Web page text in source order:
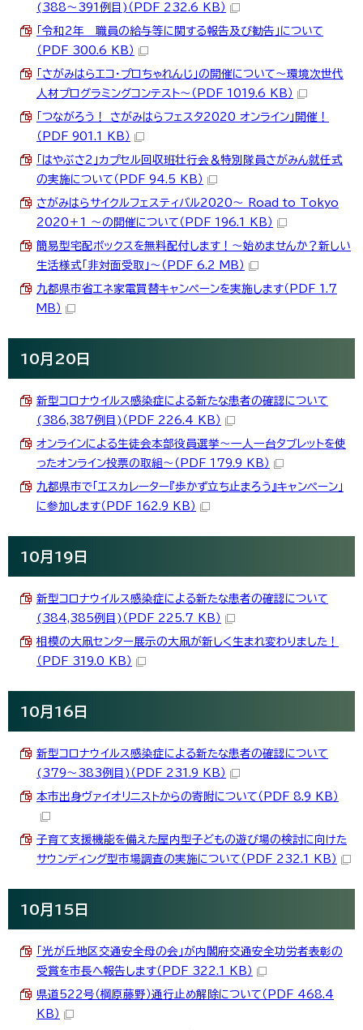
(388～391例目)（PDF 232.6 KB）
「令和2年 職員の給与等に関する報告及び勧告」について
（PDF 300.6 KB）
「さがみはらエコ・プロちゃれんじ」の開催について～環境次世代
人材プログラミングコンテスト～（PDF 1019.6 KB）
「つながろう！ さがみはらフェスタ2020 オンライン」開催！
（PDF 901.1 KB）
「はやぶさ2」カプセル回収班壮行会＆特別隊員さがみん就任式
の実施について（PDF 94.5 KB）
さがみはらサイクルフェスティバル2020～ Road to Tokyo
2020＋1 ～の開催について（PDF 196.1 KB）
簡易型宅配ボックスを無料配付します！～始めませんか？新しい
生活様式「非対面受取」～（PDF 6.2 MB）
九都県市省エネ家電買替キャンペーンを実施します（PDF 1.7
MB）
10月20日
新型コロナウイルス感染症による新たな患者の確認について
(386,387例目)（PDF 226.4 KB）
オンラインによる生徒会本部役員選挙～一人一台タブレットを使
ったオンライン投票の取組～（PDF 179.9 KB）
九都県市で「エスカレーター『歩かず立ち止まろう』キャンペーン」
に参加します（PDF 162.9 KB）
10月19日
新型コロナウイルス感染症による新たな患者の確認について
(384,385例目)（PDF 225.7 KB）
相模の大凧センター展示の大凧が新しく生まれ変わりました！
（PDF 319.0 KB）
10月16日
新型コロナウイルス感染症による新たな患者の確認について
(379～383例目)（PDF 231.9 KB）
本市出身ヴァイオリニストからの寄附について（PDF 8.9 KB）
子育て支援機能を備えた屋内型子どもの遊び場の検討に向けた
サウンディング型市場調査の実施について（PDF 232.1 KB）
10月15日
「光が丘地区交通安全母の会」が内閣府交通安全功労者表彰の
受賞を市長へ報告します（PDF 322.1 KB）
県道522号（棡原藤野）通行止め解除について（PDF 468.4
KB）